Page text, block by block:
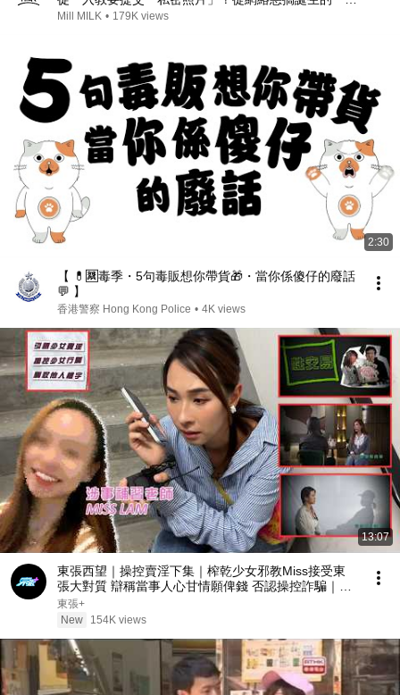
生教」成為遊戲界的惡夢｜#生活異常 #4K
Mill MILK • 179K views
2:30
【 💊🈲毒季・5句毒販想你帶貨🎁・當你係傻仔的廢話
💬 】
香港警察 Hong Kong Police • 4K views
13:07
東張西望｜操控賣淫下集｜榨乾少女邪教Miss接受東
張大對質 辯稱當事人心甘情願俾錢 否認操控詐騙｜操
控賣淫｜榨乾少女｜邪教Miss｜大對質｜心甘情願｜
李旻芳｜吳幸美｜甘詠寧
東張+
New
154K views